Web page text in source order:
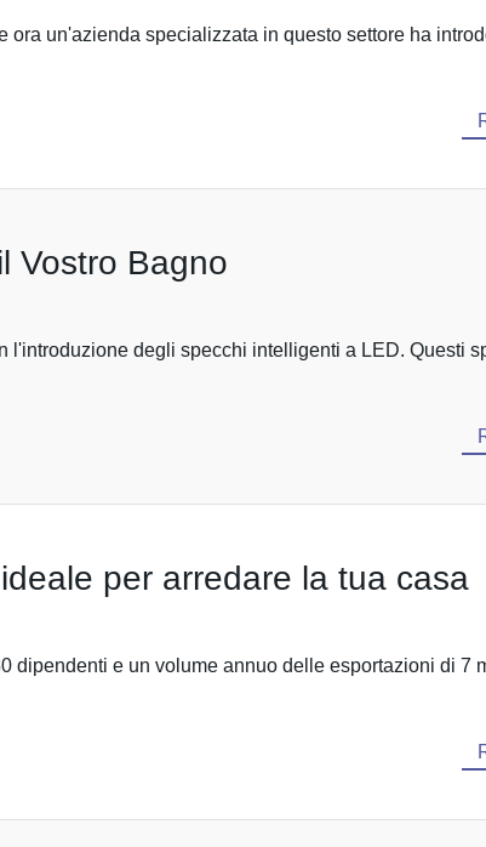
un'azienda specializzata in questo settore ha
Vostro Bagno
degli specchi intelligenti a LED. Questi
per arredare la tua casa
dipendenti e un volume annuo delle esportazioni di 7